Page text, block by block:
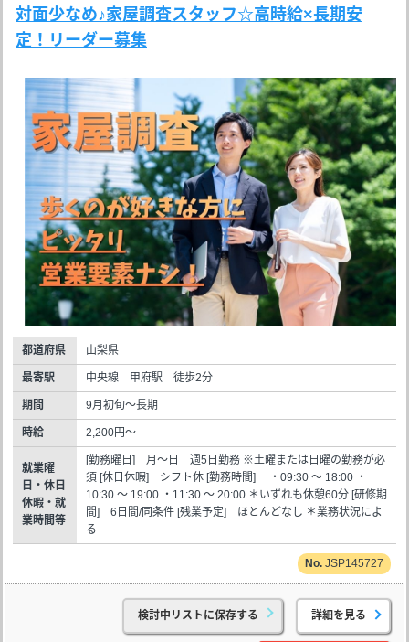
対面少なめ♪家屋調査スタッフ☆高時給×長期安
定！リーダー募集
都道府県 山梨県
最寄駅 中央線 甲府駅 徒歩2分
期間 9月初旬～長期
時給 2,200円～
就業曜
日・休日
休暇・就
業時間等
[勤務曜日] 月～日 週5日勤務 ※土曜または日曜の勤務が必
須 [休日休暇] シフト休 [勤務時間] ・09:30 ～ 18:00 ・
10:30 ～ 19:00 ・11:30 ～ 20:00 ＊いずれも休憩60分 [研修期
間] 6日間/同条件 [残業予定] ほとんどなし ＊業務状況によ
る
JSP145727
検討中リストに保存する 詳細を見る